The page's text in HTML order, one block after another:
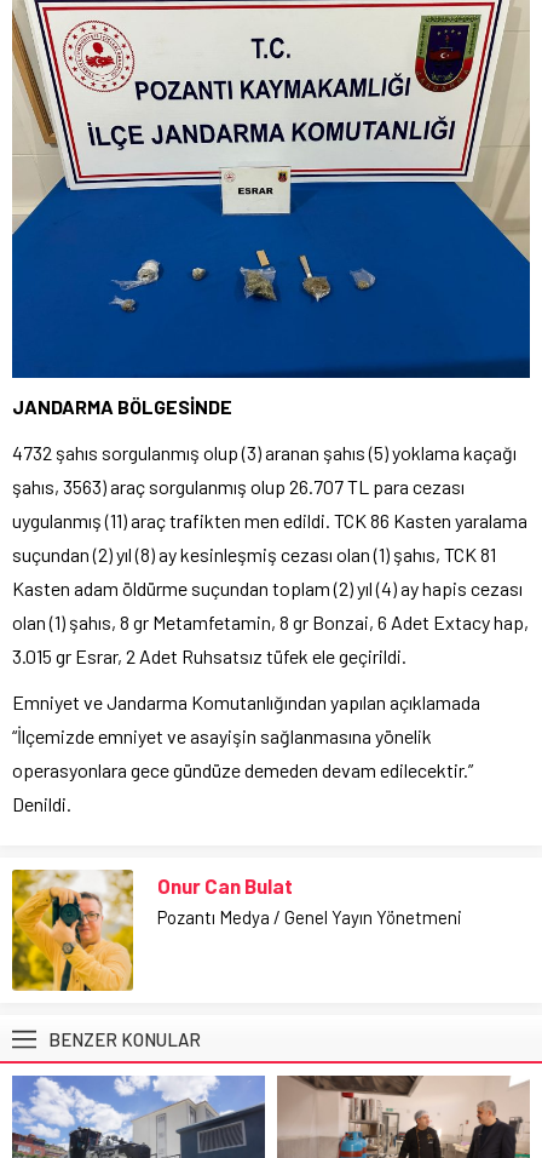
JANDARMA BÖLGESİNDE
4732 şahıs sorgulanmış olup (3) aranan şahıs (5) yoklama kaçağı
şahıs, 3563) araç sorgulanmış olup 26.707 TL para cezası
uygulanmış (11) araç trafikten men edildi. TCK 86 Kasten yaralama
suçundan (2) yıl (8) ay kesinleşmiş cezası olan (1) şahıs, TCK 81
Kasten adam öldürme suçundan toplam (2) yıl (4) ay hapis cezası
olan (1) şahıs, 8 gr Metamfetamin, 8 gr Bonzai, 6 Adet Extacy hap,
3.015 gr Esrar, 2 Adet Ruhsatsız tüfek ele geçirildi.
Emniyet ve Jandarma Komutanlığından yapılan açıklamada
“İlçemizde emniyet ve asayişin sağlanmasına yönelik
operasyonlara gece gündüze demeden devam edilecektir.”
Denildi.
Onur Can Bulat
Pozantı Medya / Genel Yayın Yönetmeni
BENZER KONULAR